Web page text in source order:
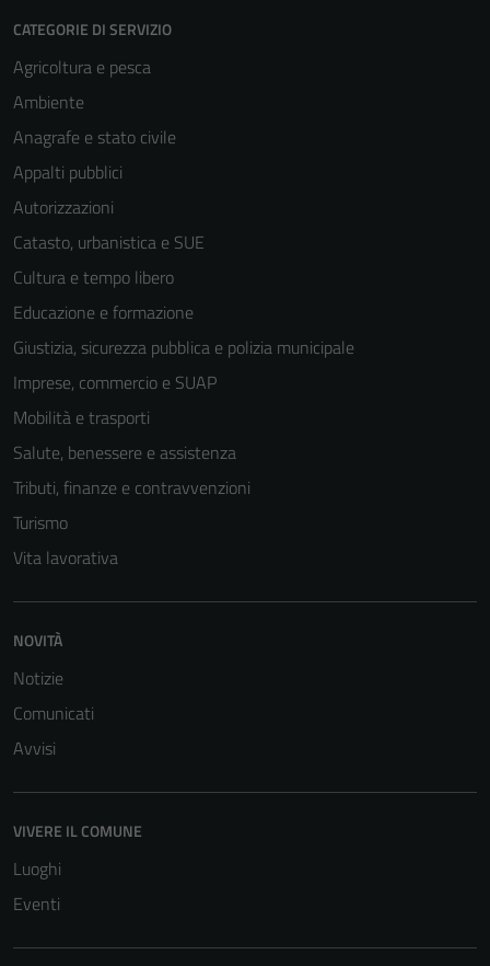
CATEGORIE DI SERVIZIO
Agricoltura e pesca
Ambiente
Anagrafe e stato civile
Appalti pubblici
Autorizzazioni
Catasto, urbanistica e SUE
Cultura e tempo libero
Educazione e formazione
Giustizia, sicurezza pubblica e polizia municipale
Imprese, commercio e SUAP
Mobilità e trasporti
Salute, benessere e assistenza
Tributi, finanze e contravvenzioni
Turismo
Vita lavorativa
NOVITÀ
Notizie
Comunicati
Avvisi
VIVERE IL COMUNE
Luoghi
Eventi
funzionamento